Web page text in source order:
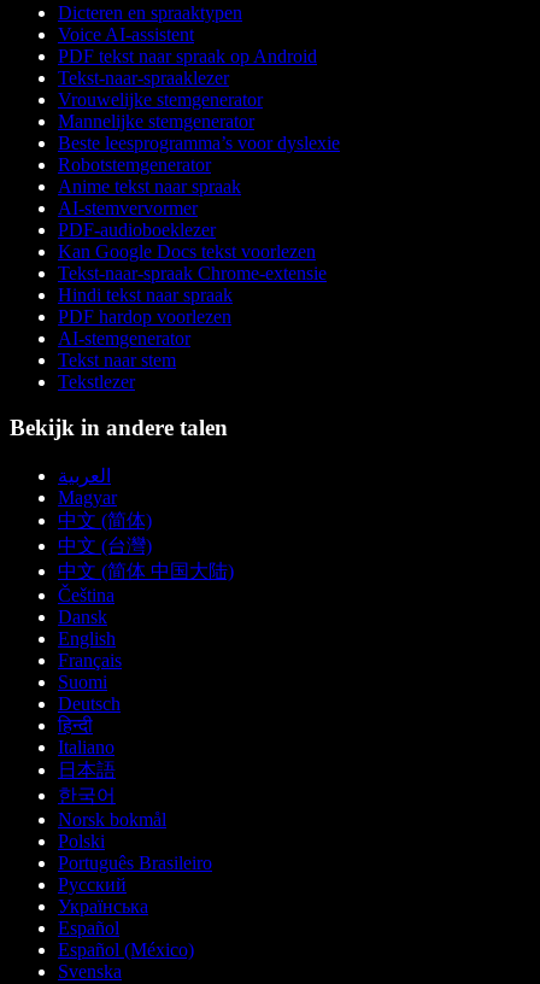
Dicteren en spraaktypen
Voice AI-assistent
PDF tekst naar spraak op Android
Tekst-naar-spraaklezer
Vrouwelijke stemgenerator
Mannelijke stemgenerator
Beste leesprogramma’s voor dyslexie
Robotstemgenerator
Anime tekst naar spraak
AI-stemvervormer
PDF-audioboeklezer
Kan Google Docs tekst voorlezen
Tekst-naar-spraak Chrome-extensie
Hindi tekst naar spraak
PDF hardop voorlezen
AI-stemgenerator
Tekst naar stem
Tekstlezer
Bekijk in andere talen
العربية
Magyar
中文 (简体)
中文 (台灣)
中文 (简体 中国大陆)
Čeština
Dansk
English
Français
Suomi
Deutsch
हिन्दी
Italiano
日本語
한국어
Norsk bokmål
Polski
Português Brasileiro
Русский
Українська
Español
Español (México)
Svenska